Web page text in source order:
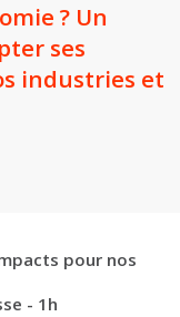
? Un
ses
industries et
pour nos
- 1h